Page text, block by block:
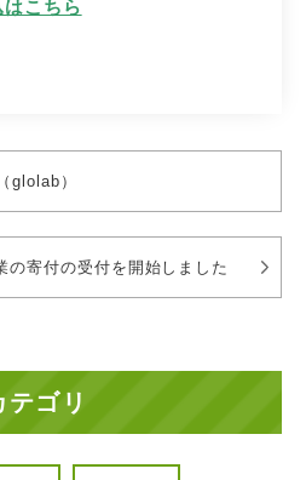
はこちら
glolab）
の寄付の受付を開始しました
テゴリ